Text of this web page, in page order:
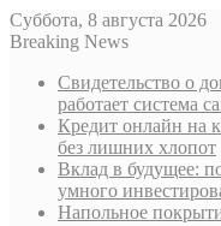
Суббота, 8 августа 2026
Breaking News
Свидетельство о
работает система
Кредит онлайн на
без лишних хлопот
Вклад в будущее:
умного
Напольное